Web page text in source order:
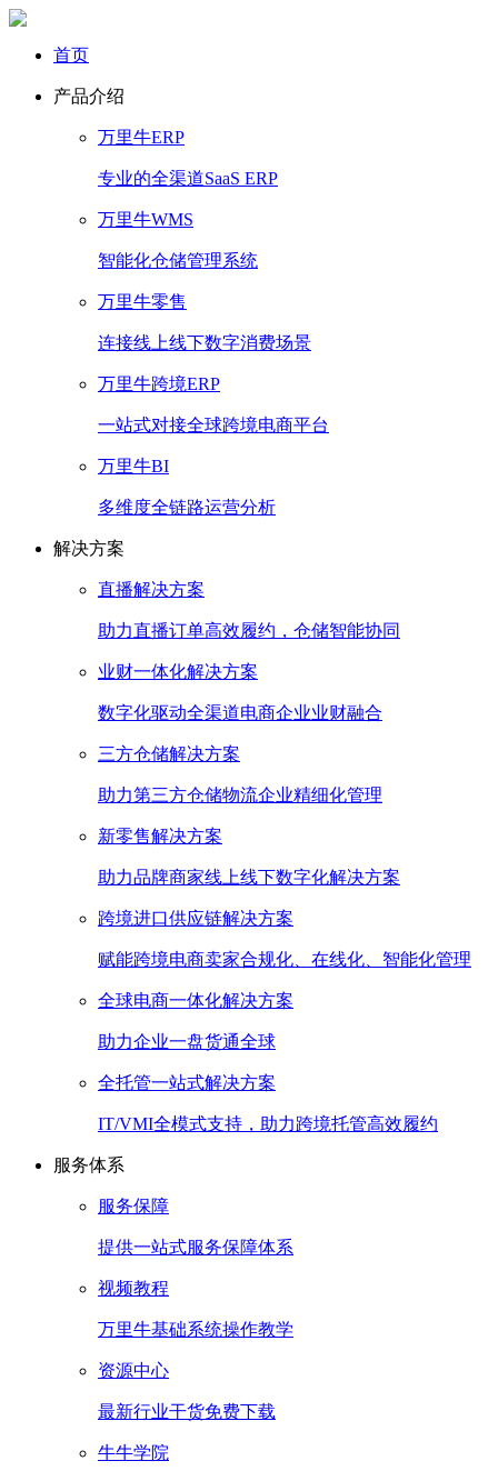
首页
产品介绍
万里牛ERP
专业的全渠道SaaS ERP
万里牛WMS
智能化仓储管理系统
万里牛零售
连接线上线下数字消费场景
万里牛跨境ERP
一站式对接全球跨境电商平台
万里牛BI
多维度全链路运营分析
解决方案
直播解决方案
助力直播订单高效履约，仓储智能协同
业财一体化解决方案
数字化驱动全渠道电商企业业财融合
三方仓储解决方案
助力第三方仓储物流企业精细化管理
新零售解决方案
助力品牌商家线上线下数字化解决方案
跨境进口供应链解决方案
赋能跨境电商卖家合规化、在线化、智能化管理
全球电商一体化解决方案
助力企业一盘货通全球
全托管一站式解决方案
IT/VMI全模式支持，助力跨境托管高效履约
服务体系
服务保障
提供一站式服务保障体系
视频教程
万里牛基础系统操作教学
资源中心
最新行业干货免费下载
牛牛学院